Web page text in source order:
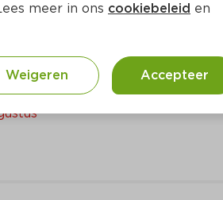
meer in ons cookiebeleid en
Weigeren Accepteer